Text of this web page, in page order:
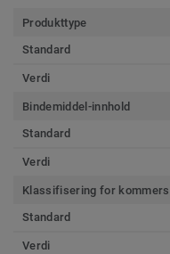
Produkttype
Standard
Verdi
Bindemiddel-innhold
Standard
Verdi
Klassifisering for
Standard
Verdi